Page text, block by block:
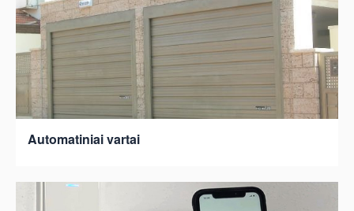
Automatiniai vartai